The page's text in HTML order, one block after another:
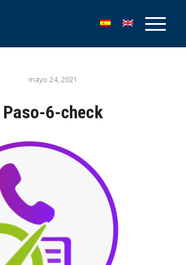
mayo 24, 2021
Paso-6-check